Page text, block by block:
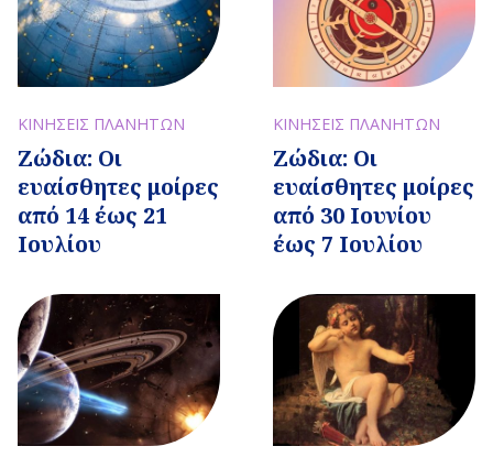
ΚΙΝΗΣΕΙΣ ΠΛΑΝΗΤΩΝ
Ζώδια: Οι
ευαίσθητες μοίρες
από 14 έως 21
Ιουλίου
ΚΙΝΗΣΕΙΣ ΠΛΑΝΗΤΩΝ
Ζώδια: Οι
ευαίσθητες μοίρες
από 30 Ιουνίου
έως 7 Ιουλίου